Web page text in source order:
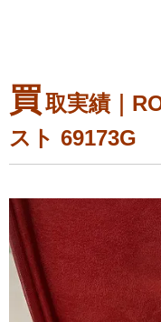
買取実績｜
スト 69173G